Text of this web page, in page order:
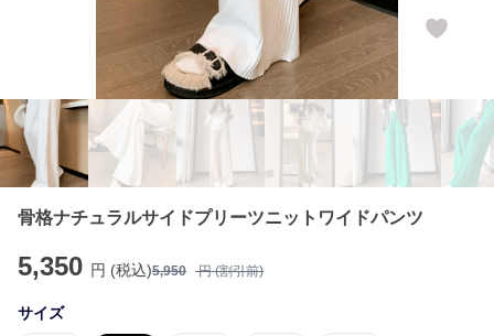
骨格ナチュラルサイドプリーツニットワイドパンツ
5,350 円 (税込)5,950 円 (割引前)
サイズ